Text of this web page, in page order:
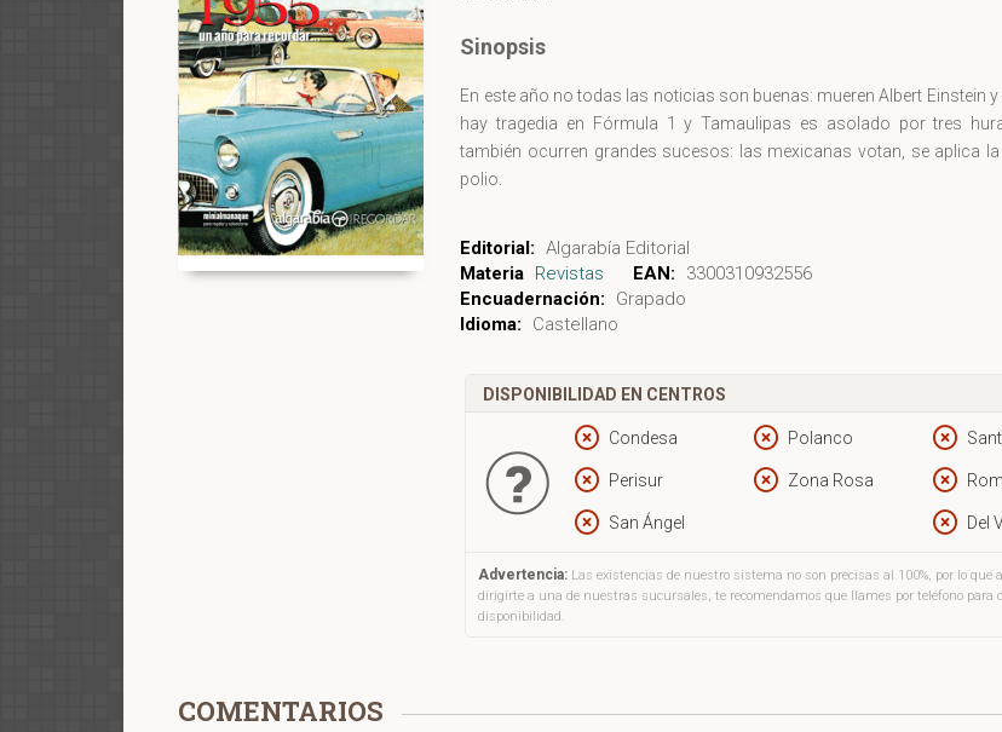
Sinopsis
En este año no todas las noticias son buenas: mueren Albert Einstein y
hay tragedia en Fórmula 1 y Tamaulipas es asolado por tres
también ocurren grandes sucesos: las mexicanas votan, se aplica
polio.
Editorial: Algarabía Editorial
Materia Revistas EAN:
3300310932556
Encuadernación:
Grapado
Idioma:
Castellano
DISPONIBILIDAD EN CENTROS
Condesa Polanco
Perisur Zona Rosa
San Ángel Del
Advertencia: Las existencias de nuestro sistema no son precisas al 100%, por lo que
dirigirte a una de nuestras sucursales, te recomendamos que llames por teléfono para
disponibilidad.
COMENTARIOS